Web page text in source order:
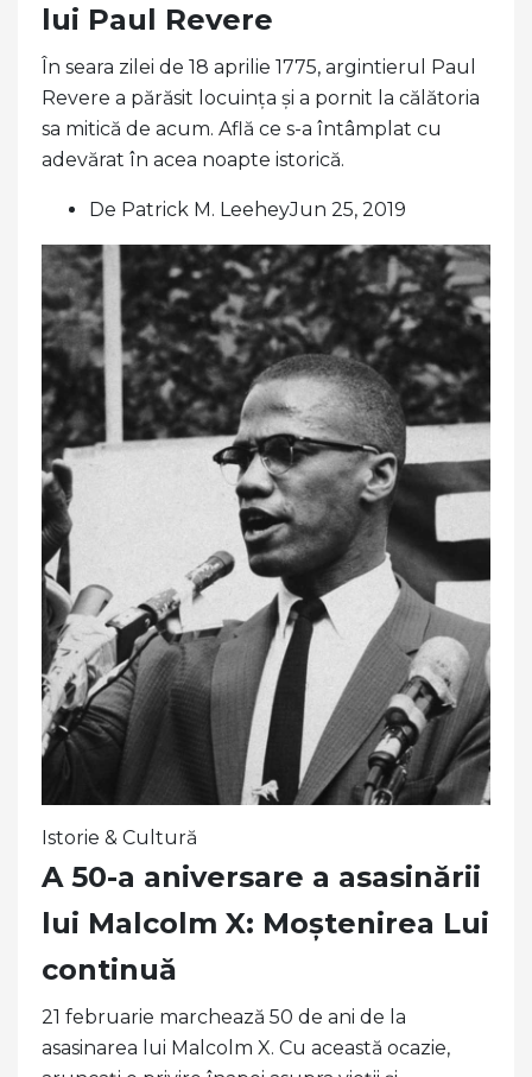
lui Paul Revere
În seara zilei de 18 aprilie 1775, argintierul Paul
Revere a părăsit locuința și a pornit la călătoria
sa mitică de acum. Află ce s-a întâmplat cu
adevărat în acea noapte istorică.
De Patrick M. LeeheyJun 25, 2019
Istorie & Cultură
A 50-a aniversare a asasinării
lui Malcolm X: Moștenirea Lui
continuă
21 februarie marchează 50 de ani de la
asasinarea lui Malcolm X. Cu această ocazie,